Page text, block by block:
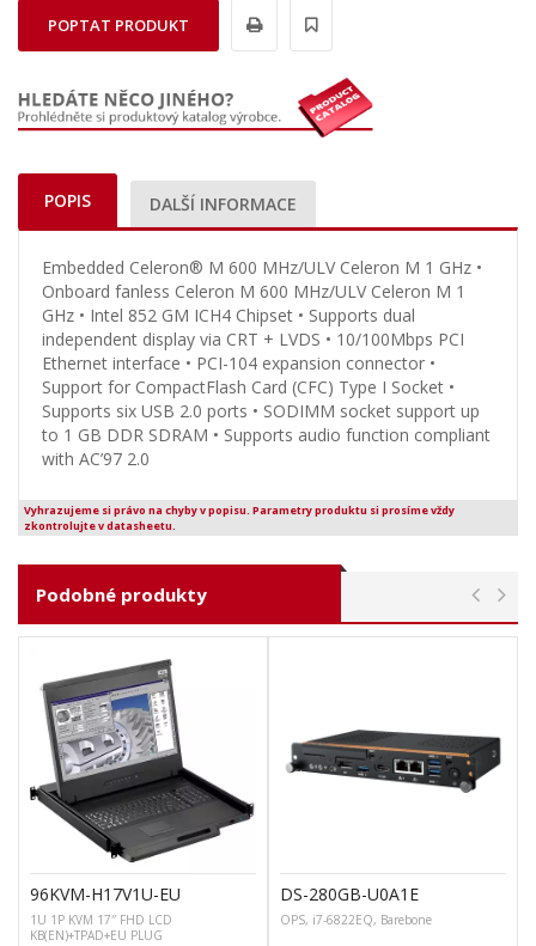
POPTAT PRODUKT
POPIS DALŠÍ INFORMACE
Embedded Celeron® M 600 MHz/ULV Celeron M 1 GHz •
Onboard fanless Celeron M 600 MHz/ULV Celeron M 1
GHz • Intel 852 GM ICH4 Chipset • Supports dual
independent display via CRT + LVDS • 10/100Mbps PCI
Ethernet interface • PCI-104 expansion connector •
Support for CompactFlash Card (CFC) Type I Socket •
Supports six USB 2.0 ports • SODIMM socket support up
to 1 GB DDR SDRAM • Supports audio function compliant
with AC’97 2.0
Vyhrazujeme si právo na chyby v popisu. Parametry produktu si prosíme vždy
zkontrolujte v datasheetu.
Podobné produkty
96KVM-H17V1U-EU
1U 1P KVM 17″ FHD LCD
KB(EN)+TPAD+EU PLUG
DS-280GB-U0A1E
OPS, i7-6822EQ, Barebone